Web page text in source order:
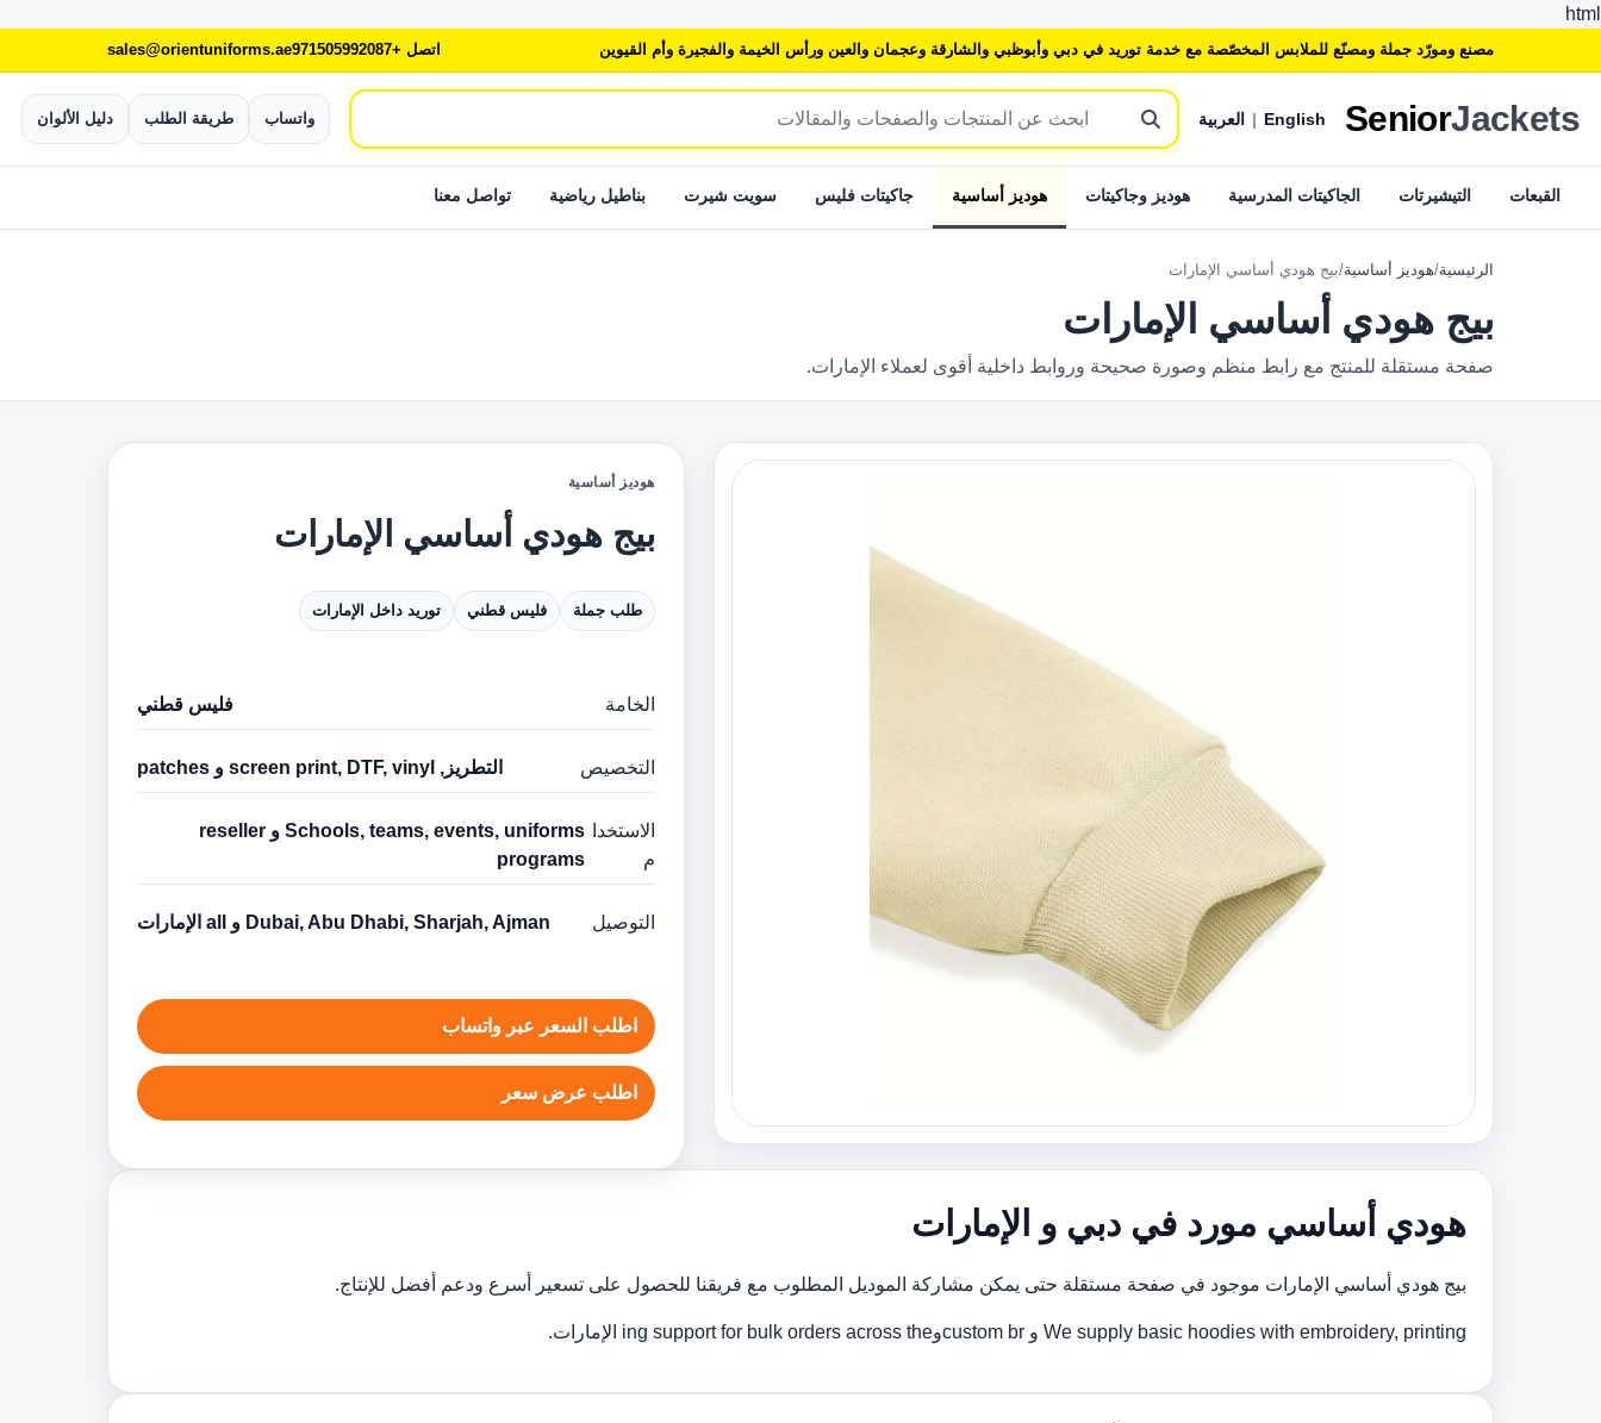
html
مصنع ومورّد جملة ومصنّع للملابس المخصّصة مع خدمة توريد في دبي وأبوظبي والشارقة وعجمان والعين ورأس الخيمة والفجيرة وأم القيوين اتصل +971505992087 sales@orientuniforms.ae
SeniorJackets
English
| العربية واتساب طريقة الطلب دليل الألوان
القبعات التيشيرتات الجاكيتات المدرسية هوديز وجاكيتات هوديز أساسية جاكيتات فليس سويت شيرت بناطيل رياضية تواصل معنا
الرئيسية/هوديز أساسية/بيج هودي أساسي الإمارات
بيج هودي أساسي الإمارات
صفحة مستقلة للمنتج مع رابط منظم وصورة صحيحة وروابط داخلية أقوى لعملاء الإمارات.
هوديز أساسية
بيج هودي أساسي الإمارات
طلب جملة فليس قطني توريد داخل الإمارات
الخامة فليس قطني
التخصيص التطريز, screen print, DTF, vinyl و patches
الاستخدا
م
Schools, teams, events, uniforms و reseller
programs
التوصيل Dubai, Abu Dhabi, Sharjah, Ajman و all الإمارات
اطلب السعر عبر واتساب
اطلب عرض سعر
هودي أساسي مورد في دبي و الإمارات
بيج هودي أساسي الإمارات موجود في صفحة مستقلة حتى يمكن مشاركة الموديل المطلوب مع فريقنا للحصول على تسعير أسرع ودعم أفضل للإنتاج.
We supply basic hoodies with embroidery, printing و custom brوing support for bulk orders across the الإمارات.